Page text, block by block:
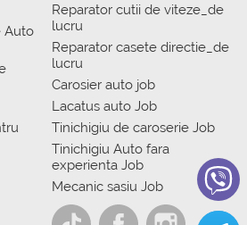
Auto
Reparator cutii de viteze_de
lucru
Reparator casete directie_de
lucru
Carosier auto job
Lacatus auto Job
Tinichigiu de caroserie Job
Tinichigiu Auto fara
experienta Job
Mecanic sasiu Job